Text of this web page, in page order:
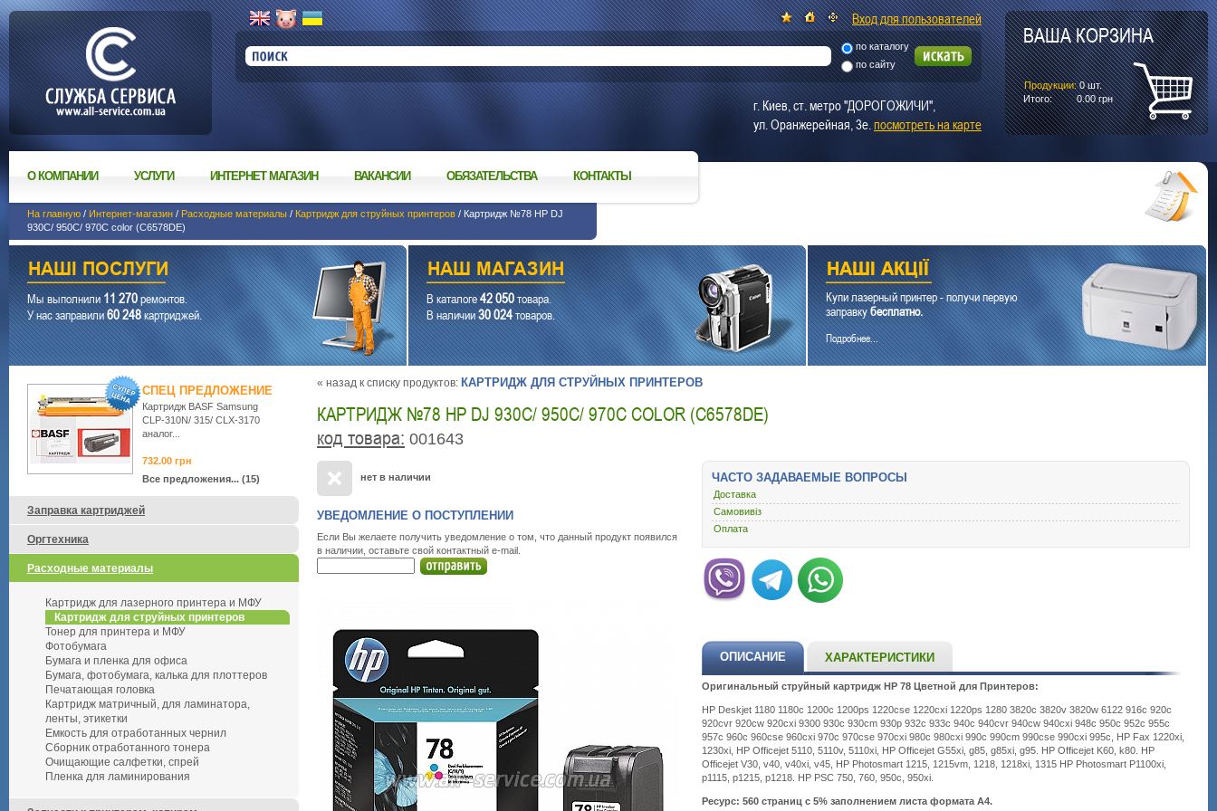
О КОМПАНИИ УСЛУГИ ИНТЕРНЕТ МАГАЗИН ВАКАНСИИ ОБЯЗАТЕЛЬСТВА КОНТАКТЫ
На главную / Интернет-магазин / Расходные материалы / Картридж для струйных принтеров / Картридж №78 HP DJ
930C/ 950C/ 970C color (C6578DE)
Мы выполнили11 270ремонтов.
У нас заправили60 248картриджей.
В каталоге42 050товара.
В наличии30 024товаров.
Купи лазерный принтер - получи первую
заправкубесплатно.
Подробнее...
« назад к списку продуктов: КАРТРИДЖ ДЛЯ СТРУЙНЫХ ПРИНТЕРОВ
КАРТРИДЖ №78 HP DJ 930C/ 950C/ 970C COLOR (C6578DE)
код товара: 001643
нет в наличии
УВЕДОМЛЕНИЕ О ПОСТУПЛЕНИИ
Если Вы желаете получить уведомление о том, что данный продукт появился
в наличии, оставьте свой контактный e-mail.
ЧАСТО ЗАДАВАЕМЫЕ ВОПРОСЫ
Доставка
Самовивіз
Оплата
ОПИСАНИЕ ХАРАКТЕРИСТИКИ
Оригинальный струйный картридж HP 78 Цветной для Принтеров:
HP Deskjet 1180 1180c 1200c 1200ps 1220cse 1220cxi 1220ps 1280 3820c 3820v 3820w 6122 916c 920c
920cvr 920cw 920cxi 9300 930c 930cm 930p 932c 933c 940c 940cvr 940cw 940cxi 948c 950c 952c 955c
957c 960c 960cse 960cxi 970c 970cse 970cxi 980c 980cxi 990c 990cm 990cse 990cxi 995c, HP Fax 1220xi,
1230xi, HP Officejet 5110, 5110v, 5110xi, HP Officejet G55xi, g85, g85xi, g95. HP Officejet K60, k80. HP
Officejet V30, v40, v40xi, v45, HP Photosmart 1215, 1215vm, 1218, 1218xi, 1315 HP Photosmart P1100xi,
p1115, p1215, p1218. HP PSC 750, 760, 950c, 950xi.
Ресурс: 560 страниц c 5% заполнением листа формата A4.
СПЕЦ ПРЕДЛОЖЕНИЕ
Картридж BASF Samsung
CLP-310N/ 315/ CLX-3170
аналог...
732.00 грн
Все предложения... (15)
Заправка картриджей
Оргтехника
Расходные материалы
Картридж для лазерного принтера и МФУ
Картридж для струйных принтеров
Тонер для принтера и МФУ
Фотобумага
Бумага и пленка для офиса
Бумага, фотобумага, калька для плоттеров
Печатающая головка
Картридж матричный, для ламинатора,
ленты, этикетки
Емкость для отработанных чернил
Сборник отработанного тонера
Очищающие салфетки, спрей
Пленка для ламинирования
ВАША КОРЗИНА
Продукции: 0шт.
Итого:
0.00 грн
Вход для пользователей
по каталогу
по сайту
г. Киев, ст. метро "ДОРОГОЖИЧИ",
ул. Оранжерейная, 3е.посмотреть на карте